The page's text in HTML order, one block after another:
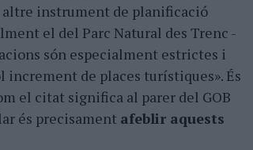
altre instrument de planificació
el del Parc Natural des Trenc -
són especialment estrictes i
de places turístiques». És
el citat significa al parer del GOB
és precisament afeblir aquests